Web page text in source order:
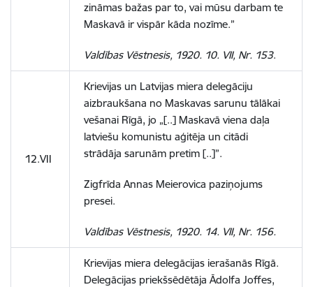
zināmas bažas par to, vai mūsu darbam te
Maskavā ir vispār kāda nozīme.”
Valdības Vēstnesis, 1920. 10. VII, Nr. 153.
12.VII
Krievijas un Latvijas miera delegāciju
aizbraukšana no Maskavas sarunu tālākai
vešanai Rīgā, jo „[..] Maskavā viena daļa
latviešu komunistu aģitēja un citādi
strādāja sarunām pretim [..]”.
Zigfrīda Annas Meierovica paziņojums
presei.
Valdības Vēstnesis, 1920. 14. VII, Nr. 156.
Krievijas miera delegācijas ierašanās Rīgā.
Delegācijas priekšsēdētāja Ādolfa Joffes,